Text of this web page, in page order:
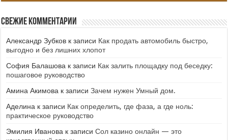
Свежие комментарии
Александр Зубков к записи Как продать автомобиль быстро,
выгодно и без лишних хлопот
София Балашова к записи Как залить площадку под беседку:
пошаговое руководство
Амина Акимова к записиЗачем нужен Умный дом.
Аделина к записи Как определить, где фаза, а где ноль:
практическое руководство
Эмилия Иванова к записиСол казино онлайн — это